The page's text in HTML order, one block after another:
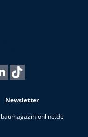
Newsletter
online.de